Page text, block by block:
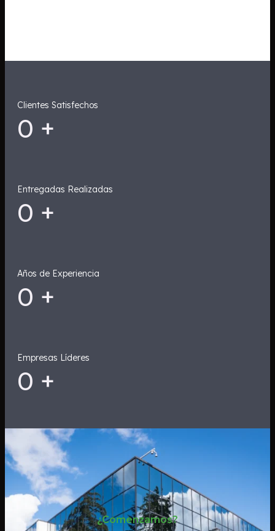
Clientes Satisfechos
0 +
Entregadas Realizadas
0 +
Años de Experiencia
0 +
Empresas Líderes
0 +
¿Comenzamos?